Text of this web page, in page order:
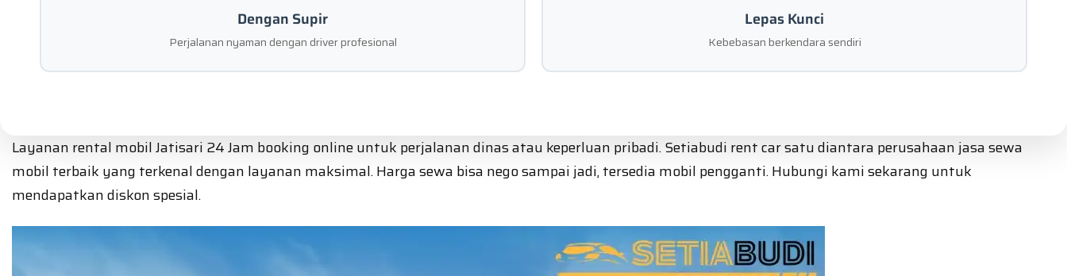
Dengan Supir
Perjalanan nyaman dengan driver profesional
Lepas Kunci
Kebebasan berkendara sendiri
Layanan rental mobil Jatisari 24 Jam booking online untuk perjalanan dinas atau keperluan pribadi. Setiabudi rent car satu diantara perusahaan jasa sewa
mobil terbaik yang terkenal dengan layanan maksimal. Harga sewa bisa nego sampai jadi, tersedia mobil pengganti. Hubungi kami sekarang untuk
mendapatkan diskon spesial.